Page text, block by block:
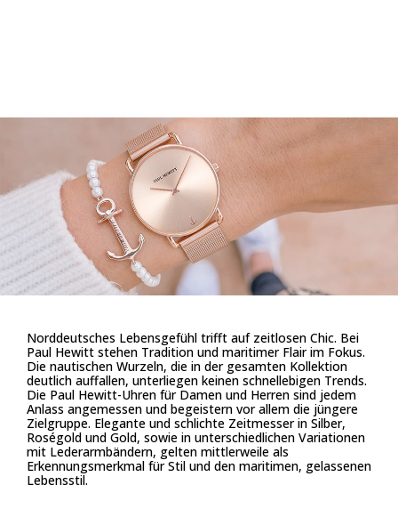
Norddeutsches Lebensgefühl trifft auf zeitlosen Chic. Bei
Paul Hewitt stehen Tradition und maritimer Flair im Fokus.
Die nautischen Wurzeln, die in der gesamten Kollektion
deutlich auffallen, unterliegen keinen schnellebigen Trends.
Die Paul Hewitt-Uhren für Damen und Herren sind jedem
Anlass angemessen und begeistern vor allem die jüngere
Zielgruppe. Elegante und schlichte Zeitmesser in Silber,
Roségold und Gold, sowie in unterschiedlichen Variationen
mit Lederarmbändern, gelten mittlerweile als
Erkennungsmerkmal für Stil und den maritimen, gelassenen
Lebensstil.